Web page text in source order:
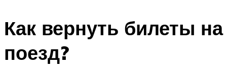
Как вернуть билеты на
поезд?